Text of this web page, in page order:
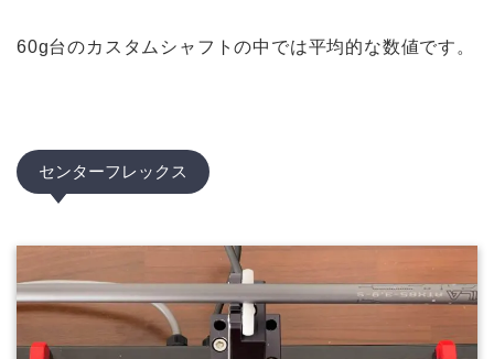
60g台のカスタムシャフトの中では平均的な数値です。
センターフレックス